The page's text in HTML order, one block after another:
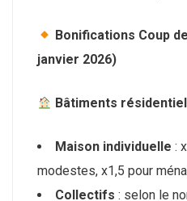
Bonifications Coup
janvier 2026)
Bâtiments
Maison individuelle :
modestes, x1,5 pour
Collectifs : selon le